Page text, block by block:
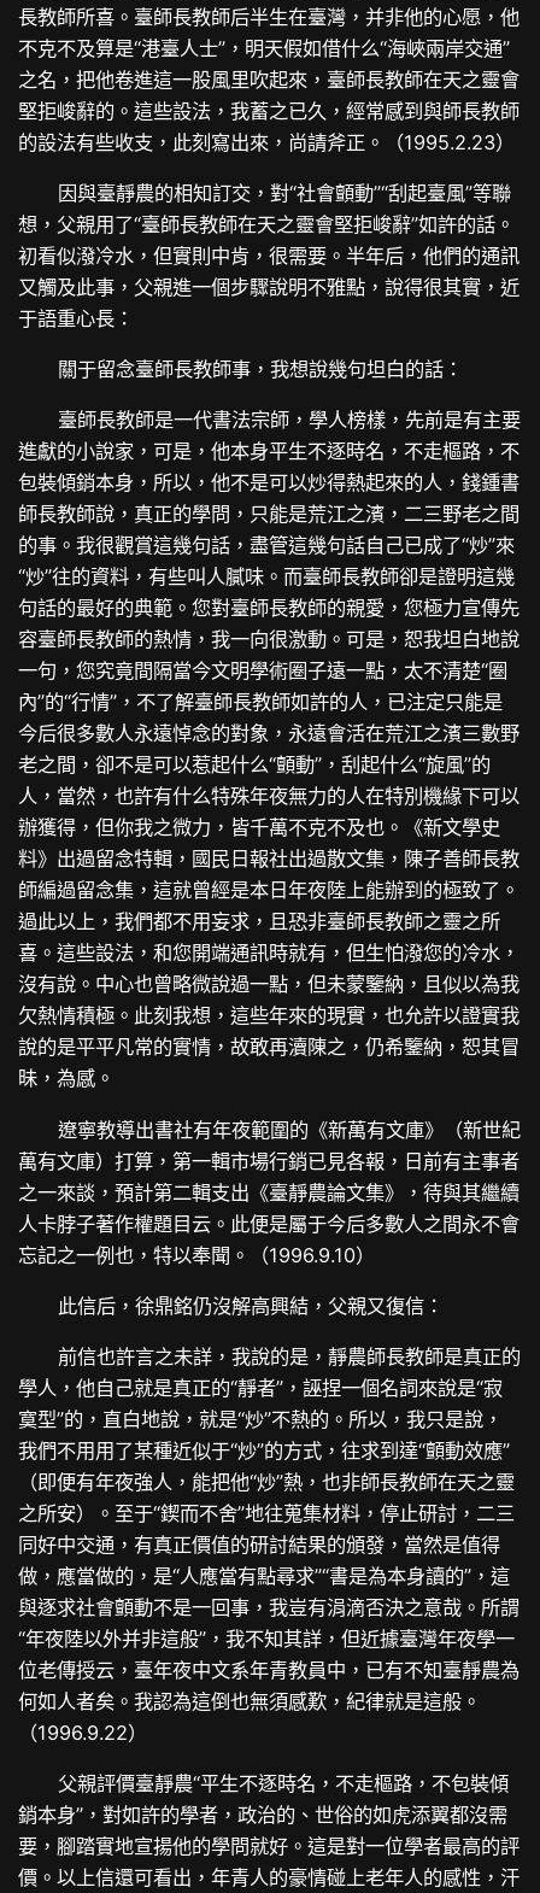
長教師所喜。臺師長教師后半生在臺灣，并非他的心愿，他
不克不及算是“港臺人士”，明天假如借什么“海峽兩岸交通”
之名，把他卷進這一股風里吹起來，臺師長教師在天之靈會
堅拒峻辭的。這些設法，我蓄之已久，經常感到與師長教師
的設法有些收支，此刻寫出來，尚請斧正。（1995.2.23）
因與臺靜農的相知訂交，對“社會顫動”“刮起臺風”等聯
想，父親用了“臺師長教師在天之靈會堅拒峻辭”如許的話。
初看似潑冷水，但實則中肯，很需要。半年后，他們的通訊
又觸及此事，父親進一個步驟說明不雅點，說得很其實，近
于語重心長：
關于留念臺師長教師事，我想說幾句坦白的話：
臺師長教師是一代書法宗師，學人榜樣，先前是有主要
進獻的小說家，可是，他本身平生不逐時名，不走樞路，不
包裝傾銷本身，所以，他不是可以炒得熱起來的人，錢鍾書
師長教師說，真正的學問，只能是荒江之濱，二三野老之間
的事。我很觀賞這幾句話，盡管這幾句話自己已成了“炒”來
“炒”往的資料，有些叫人膩味。而臺師長教師卻是證明這幾
句話的最好的典範。您對臺師長教師的親愛，您極力宣傳先
容臺師長教師的熱情，我一向很激動。可是，恕我坦白地說
一句，您究竟間隔當今文明學術圈子遠一點，太不清楚“圈
內”的“行情”，不了解臺師長教師如許的人，已注定只能是
今后很多數人永遠悼念的對象，永遠會活在荒江之濱三數野
老之間，卻不是可以惹起什么“顫動”，刮起什么“旋風”的
人，當然，也許有什么特殊年夜無力的人在特別機緣下可以
辦獲得，但你我之微力，皆千萬不克不及也。《新文學史
料》出過留念特輯，國民日報社出過散文集，陳子善師長教
師編過留念集，這就曾經是本日年夜陸上能辦到的極致了。
過此以上，我們都不用妄求，且恐非臺師長教師之靈之所
喜。這些設法，和您開端通訊時就有，但生怕潑您的冷水，
沒有說。中心也曾略微說過一點，但未蒙鑒納，且似以為我
欠熱情積極。此刻我想，這些年來的現實，也允許以證實我
說的是平平凡常的實情，故敢再瀆陳之，仍希鑒納，恕其冒
昧，為感。
遼寧教導出書社有年夜範圍的《新萬有文庫》（新世紀
萬有文庫）打算，第一輯市場行銷已見各報，日前有主事者
之一來談，預計第二輯支出《臺靜農論文集》，待與其繼續
人卡脖子著作權題目云。此便是屬于今后多數人之間永不會
忘記之一例也，特以奉聞。（1996.9.10）
此信后，徐鼎銘仍沒解高興結，父親又復信：
前信也許言之未詳，我說的是，靜農師長教師是真正的
學人，他自己就是真正的“靜者”，誣捏一個名詞來說是“寂
寞型”的，直白地說，就是“炒”不熱的。所以，我只是說，
我們不用用了某種近似于“炒”的方式，往求到達“顫動效應”
（即便有年夜強人，能把他“炒”熱，也非師長教師在天之靈
之所安）。至于“鍥而不舍”地往蒐集材料，停止研討，二三
同好中交通，有真正價值的研討結果的頒發，當然是值得
做，應當做的，是“人應當有點尋求”“書是為本身讀的”，這
與逐求社會顫動不是一回事，我豈有涓滴否決之意哉。所謂
“年夜陸以外并非這般”，我不知其詳，但近據臺灣年夜學一
位老傳授云，臺年夜中文系年青教員中，已有不知臺靜農為
何如人者矣。我認為這倒也無須感歎，紀律就是這般。
（1996.9.22）
父親評價臺靜農“平生不逐時名，不走樞路，不包裝傾
銷本身”，對如許的學者，政治的、世俗的如虎添翼都沒需
要，腳踏實地宣揚他的學問就好。這是對一位學者最高的評
價。以上信還可看出，年青人的豪情碰上老年人的感性，汗